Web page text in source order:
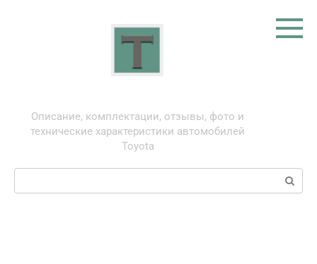
Описание, комплектации, отзывы, фото и
технические характеристики автомобилей
Toyota
Поиск: